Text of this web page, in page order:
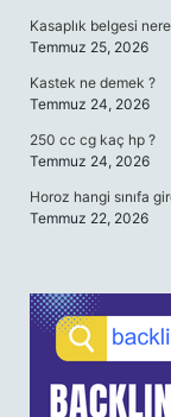
Kasaplık belgesi
Temmuz 25, 2026
Kastek ne demek ?
Temmuz 24, 2026
250 cc cg kaç hp ?
Temmuz 24, 2026
Horoz hangi sınıfa
Temmuz 22, 2026